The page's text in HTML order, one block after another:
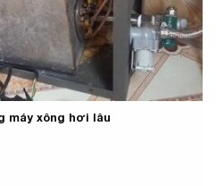
máy xông hơi lâu